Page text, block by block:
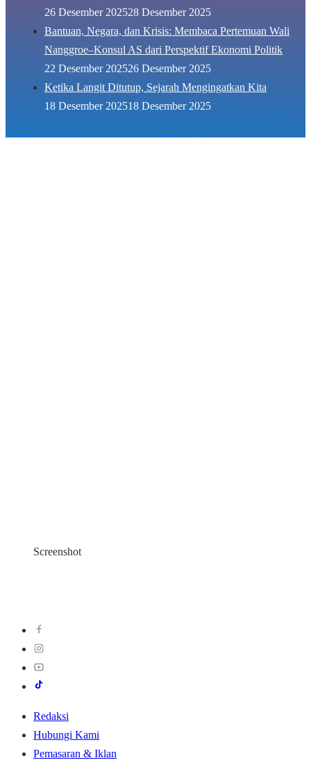
26 Desember 202528 Desember 2025
Bantuan, Negara, dan Krisis: Membaca Pertemuan Wali
Nanggroe–Konsul AS dari Perspektif Ekonomi Politik
22 Desember 202526 Desember 2025
Ketika Langit Ditutup, Sejarah Mengingatkan Kita
18 Desember 202518 Desember 2025
Screenshot
Redaksi
Hubungi Kami
Pemasaran & Iklan